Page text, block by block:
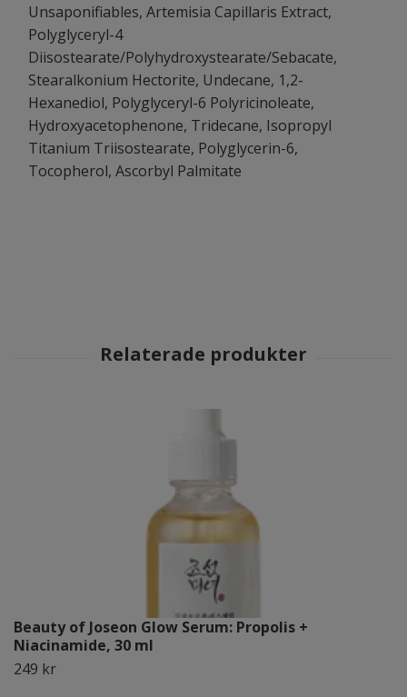
Unsaponifiables, Artemisia Capillaris Extract,
Polyglyceryl-4
Diisostearate/Polyhydroxystearate/Sebacate,
Stearalkonium Hectorite, Undecane, 1,2-
Hexanediol, Polyglyceryl-6 Polyricinoleate,
Hydroxyacetophenone, Tridecane, Isopropyl
Titanium Triisostearate, Polyglycerin-6,
Tocopherol, Ascorbyl Palmitate
Beauty of Joseon Glow Serum: Propolis +
Niacinamide, 30 ml
249 kr